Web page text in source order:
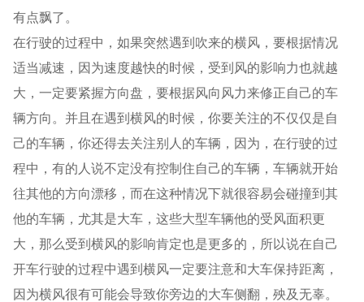
有点飘了。
在行驶的过程中，如果突然遇到吹来的横风，要根据情况
适当减速，因为速度越快的时候，受到风的影响力也就越
大，一定要紧握方向盘，要根据风向风力来修正自己的车
辆方向。并且在遇到横风的时候，你要关注的不仅仅是自
己的车辆，你还得去关注别人的车辆，因为，在行驶的过
程中，有的人说不定没有控制住自己的车辆，车辆就开始
往其他的方向漂移，而在这种情况下就很容易会碰撞到其
他的车辆，尤其是大车，这些大型车辆他的受风面积更
大，那么受到横风的影响肯定也是更多的，所以说在自己
开车行驶的过程中遇到横风一定要注意和大车保持距离，
因为横风很有可能会导致你旁边的大车侧翻，殃及无辜。